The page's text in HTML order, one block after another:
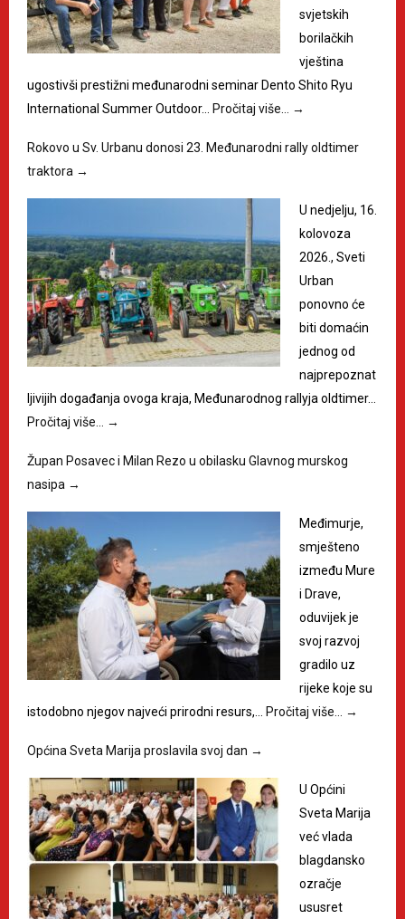
svjetskih
borilačkih
vještina
ugostivši prestižni međunarodni seminar Dento Shito Ryu
International Summer Outdoor… Pročitaj više… →
Rokovo u Sv. Urbanu donosi 23. Međunarodni rally oldtimer
traktora →
U nedjelju, 16.
kolovoza
2026., Sveti
Urban
ponovno će
biti domaćin
jednog od
najprepoznat
ljivijih događanja ovoga kraja, Međunarodnog rallyja oldtimer…
Pročitaj više… →
Župan Posavec i Milan Rezo u obilasku Glavnog murskog
nasipa →
Međimurje,
smješteno
između Mure
i Drave,
oduvijek je
svoj razvoj
gradilo uz
rijeke koje su
istodobno njegov najveći prirodni resurs,… Pročitaj više… →
Općina Sveta Marija proslavila svoj dan →
U Općini
Sveta Marija
već vlada
blagdansko
ozračje
ususret